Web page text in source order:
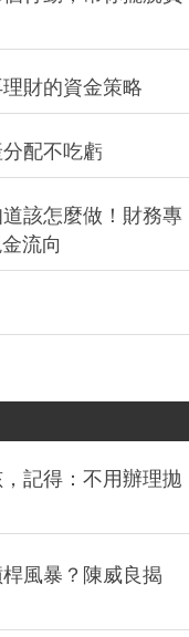
財的資金策略
配不吃虧
該怎麼做！財務專
流向
記得：不用辦理拋
風暴？陳威良揭